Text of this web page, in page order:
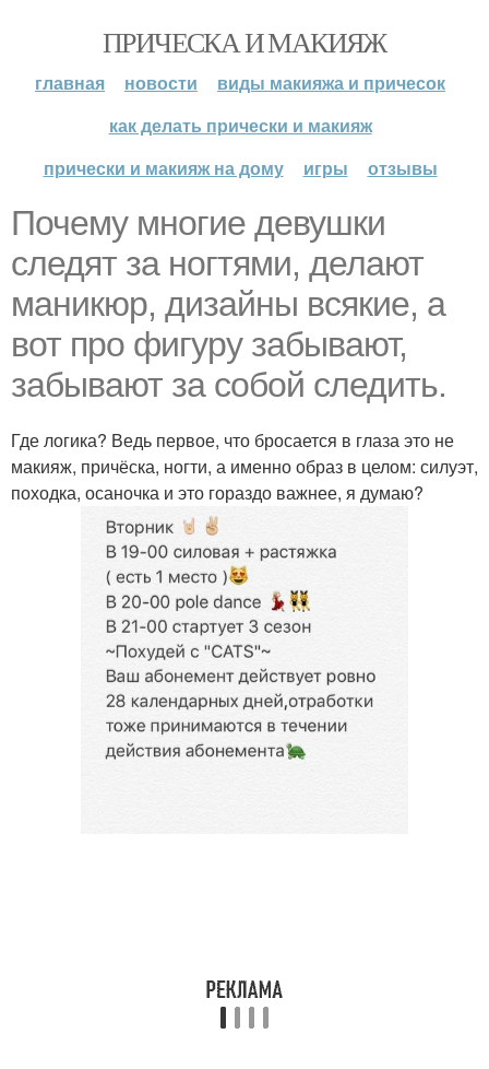
ПРИЧЕСКА И МАКИЯЖ
главная новости
виды макияжа и причесок
как делать прически и макияж
прически и макияж на дому
игры отзывы
Почему многие девушки
следят за ногтями, делают
маникюр, дизайны всякие, а
вот про фигуру забывают,
забывают за собой следить.
Где логика? Ведь первое, что бросается в глаза это не
макияж, причёска, ногти, а именно образ в целом: силуэт,
походка, осаночка и это гораздо важнее, я думаю?